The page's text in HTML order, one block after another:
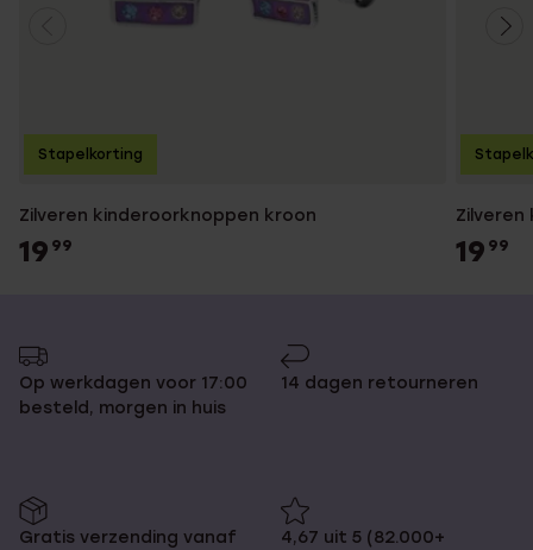
Zilveren kinderoorknoppen kroon
19 99
Stapelkorting
19 99
Op werkdagen voor 17:00
besteld, morgen in huis
14 dagen retourneren
Gratis verzending vanaf
4,67 uit 5 (82.000+